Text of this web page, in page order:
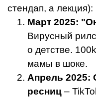
стендап, а лекция):
Март 2025:
Вирусный
о детстве.
мамы в шоке.
Апрель 2025:
ресниц –